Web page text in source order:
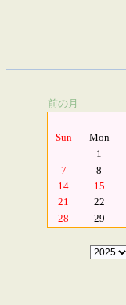
前の月
Sun Mon
1
7
8
14
15
21
22
28
29